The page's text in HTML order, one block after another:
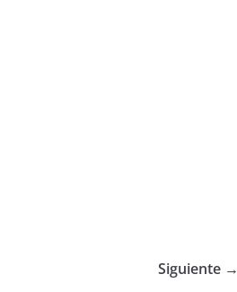
Siguiente →